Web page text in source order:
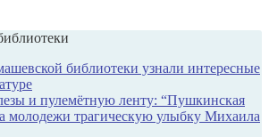
библиотеки узнали интересные
и пулемётную ленту: “Пушкинская
молодежи трагическую улыбку Михаила